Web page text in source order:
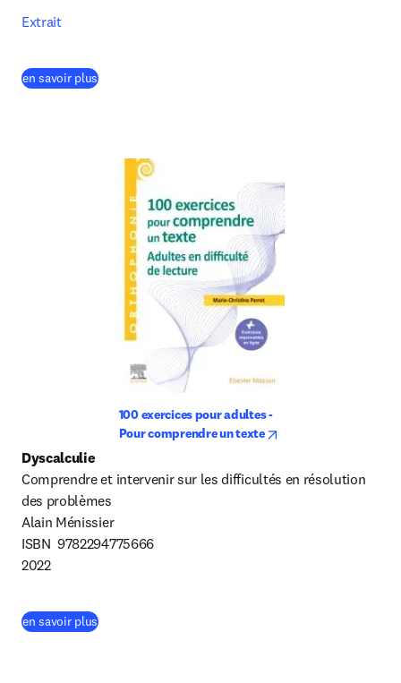
Extrait
en savoir plus(
100 exercices pour adultes -
Pour comprendre un texte
Dyscalculie
Comprendre et intervenir sur les difficultés en résolution
des problèmes
Alain Ménissier
ISBN  9782294775666
2022
en savoir plus(